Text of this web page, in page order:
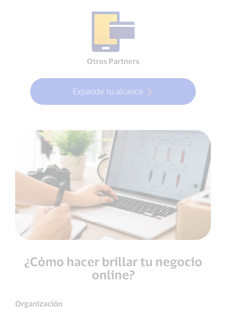
Otros Partners
Expande tu alcance
¿Cómo hacer brillar tu negocio
online?
Organización